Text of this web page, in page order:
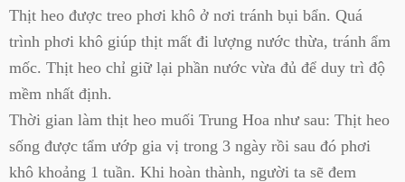
Thịt heo được treo phơi khô ở nơi tránh bụi bẩn. Quá
trình phơi khô giúp thịt mất đi lượng nước thừa, tránh ẩm
mốc. Thịt heo chỉ giữ lại phần nước vừa đủ để duy trì độ
mềm nhất định.
Thời gian làm thịt heo muối Trung Hoa như sau: Thịt heo
sống được tẩm ướp gia vị trong 3 ngày rồi sau đó phơi
khô khoảng 1 tuần. Khi hoàn thành, người ta sẽ đem